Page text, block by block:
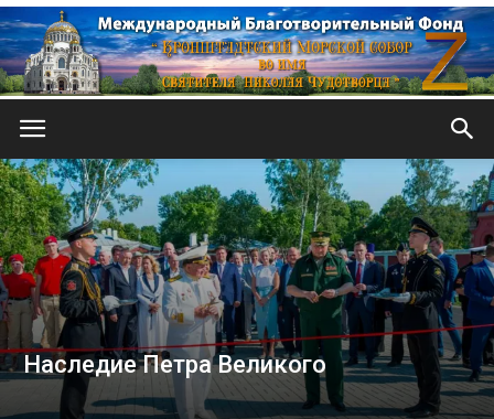
Морской
собор
Наследие Петра Великого